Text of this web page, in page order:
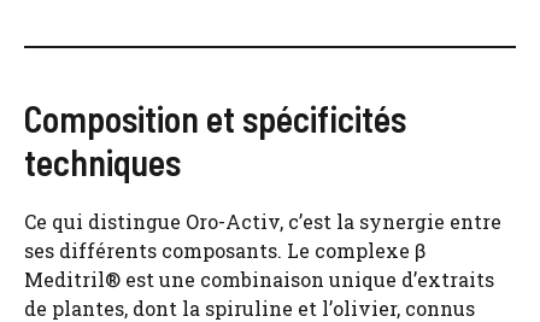
Composition et spécificités
techniques
Ce qui distingue Oro-Activ, c’est la synergie entre
ses différents composants. Le complexe β
Meditril® est une combinaison unique d’extraits
de plantes, dont la spiruline et l’olivier, connus